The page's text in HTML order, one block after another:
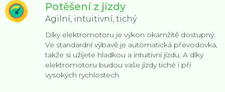
Potěšení z jízdy
Agilní, intuitivní, tichý
Díky elektromotoru je výkon okamžitě dostupný.
Ve standardní výbavě je automatická převodovka,
takže si užijete hladkou a intuitivní jízdu. A díky
elektromotoru budou vaše jízdy tiché i při
vysokých rychlostech.